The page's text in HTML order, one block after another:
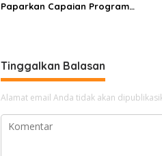
Paparkan Capaian Program
Tinggalkan Balasan
Alamat email Anda tidak akan